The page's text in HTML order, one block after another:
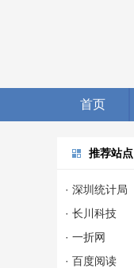
首页
推荐站点
· 深圳统计局
· 长川科技
· 一折网
· 百度阅读